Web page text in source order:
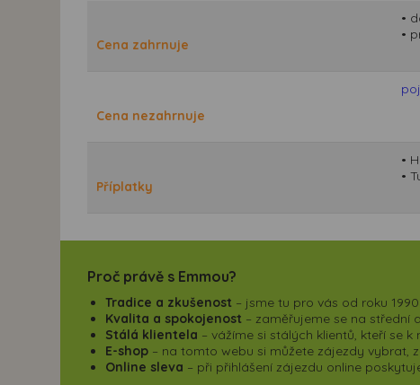
Cena zahrnuje
•
•
Cena nezahrnuje
Příplatky
•
•
Proč právě s Emmou?
Tradice a zkušenost – jsme tu pro vás od roku
Kvalita a spokojenost – zaměřujeme se na střední
Stálá klientela – vážíme si stálých klientů, kteří se
E-shop – na tomto webu si můžete zájezdy vybrat,
Online sleva – při přihlášení zájezdu online